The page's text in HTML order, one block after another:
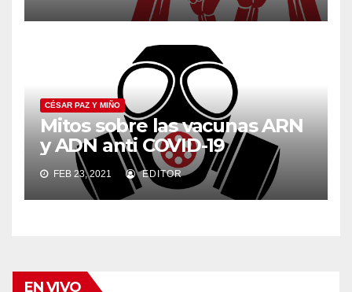
CÉSAR PAZ Y MIÑO
Mitos sobre las vacunas ARN
y ADN anti COVID-19
FEB 23, 2021 EDITOR
EN VIVO